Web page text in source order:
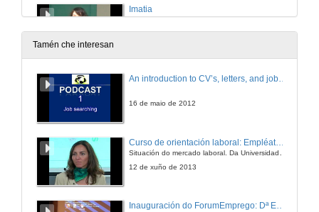
Imatia
14 de mar. de 2013
Tamén che interesan
An introduction to CV’s, letters, and job searching
16 de maio de 2012
Situación do mercado laboral. Da Universidade ao mundo laboral. Oportunidades de traballo e emprego.
12 de xuño de 2013
Inauguración do ForumEmprego: Dª Emilia Seoane